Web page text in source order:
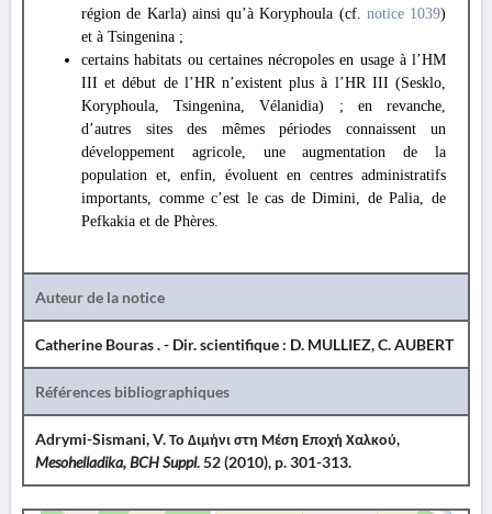
région de Karla) ainsi qu’à Koryphoula (cf. notice 1039)
et à Tsingenina ;
certains habitats ou certaines nécropoles en usage à l’HM
III et début de l’HR n’existent plus à l’HR III (Sesklo,
Koryphoula, Tsingenina, Vélanidia) ; en revanche,
d’autres sites des mêmes périodes connaissent un
développement agricole, une augmentation de la
population et, enfin, évoluent en centres administratifs
importants, comme c’est le cas de Dimini, de Palia, de
Pefkakia et de Phères.
Auteur de la notice
Catherine Bouras . - Dir. scientifique : D. MULLIEZ, C. AUBERT
Références bibliographiques
Adrymi-Sismani, V. Το Διμήνι στη Μέση Εποχή Χαλκού,
Mesohelladika, BCH Suppl. 52 (2010), p. 301-313.